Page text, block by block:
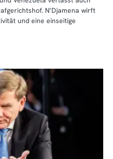
N’Djamena wirft
und eine einseitige